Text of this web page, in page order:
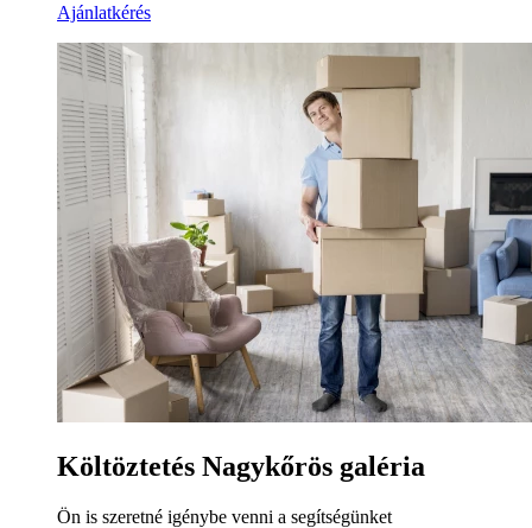
Ajánlatkérés
Költöztetés Nagykőrös galéria
Ön is szeretné igénybe venni a segítségünket